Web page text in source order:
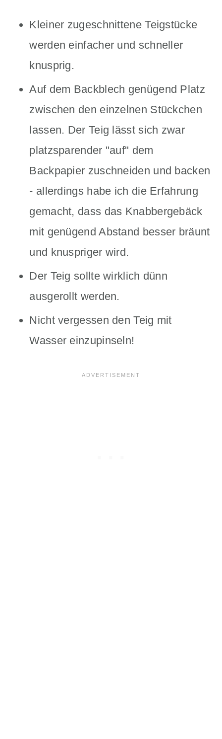
Kleiner zugeschnittene Teigstücke
werden einfacher und schneller
knusprig.
Auf dem Backblech genügend Platz
zwischen den einzelnen Stückchen
lassen. Der Teig lässt sich zwar
platzsparender "auf" dem
Backpapier zuschneiden und backen
- allerdings habe ich die Erfahrung
gemacht, dass das Knabbergebäck
mit genügend Abstand besser bräunt
und knuspriger wird.
Der Teig sollte wirklich dünn
ausgerollt werden.
Nicht vergessen den Teig mit
Wasser einzupinseln!